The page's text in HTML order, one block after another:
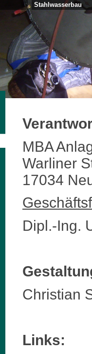
Stahlwasserbau
MBA
Warliner
17034
Dipl.-Ing.
Christian
Links: